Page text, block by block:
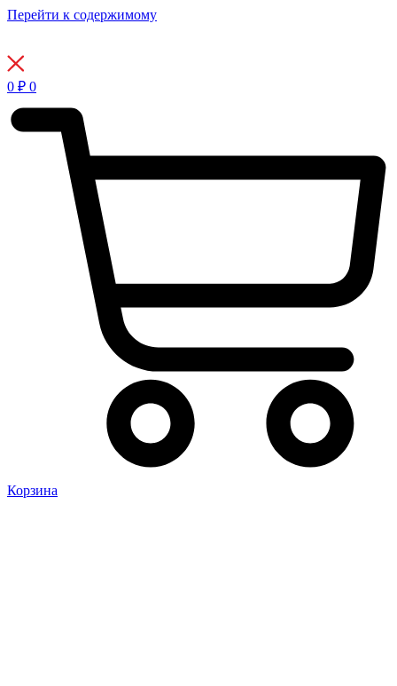
Перейти к содержимому
0 ₽ 0
Корзина